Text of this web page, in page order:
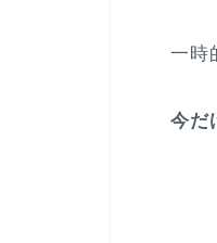
一時
今だ